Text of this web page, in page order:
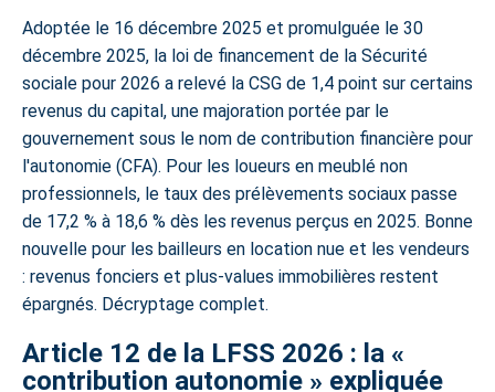
Adoptée le 16 décembre 2025 et promulguée le 30
décembre 2025, la loi de financement de la Sécurité
sociale pour 2026 a relevé la CSG de 1,4 point sur certains
revenus du capital, une majoration portée par le
gouvernement sous le nom de contribution financière pour
l'autonomie (CFA). Pour les loueurs en meublé non
professionnels, le taux des prélèvements sociaux passe
de 17,2 % à 18,6 % dès les revenus perçus en 2025. Bonne
nouvelle pour les bailleurs en location nue et les vendeurs
: revenus fonciers et plus-values immobilières restent
épargnés. Décryptage complet.
Article 12 de la LFSS 2026 : la «
contribution autonomie » expliquée